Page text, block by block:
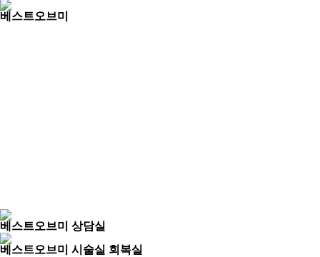
베스트오브미
베스트오브미 상담실
베스트오브미 시술실 회복실